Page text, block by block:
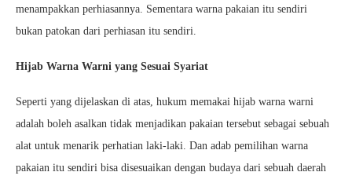
menampakkan perhiasannya. Sementara warna pakaian itu sendiri
bukan patokan dari perhiasan itu sendiri.
Hijab Warna Warni yang Sesuai Syariat
Seperti yang dijelaskan di atas, hukum memakai hijab warna warni
adalah boleh asalkan tidak menjadikan pakaian tersebut sebagai sebuah
alat untuk menarik perhatian laki-laki. Dan adab pemilihan warna
pakaian itu sendiri bisa disesuaikan dengan budaya dari sebuah daerah